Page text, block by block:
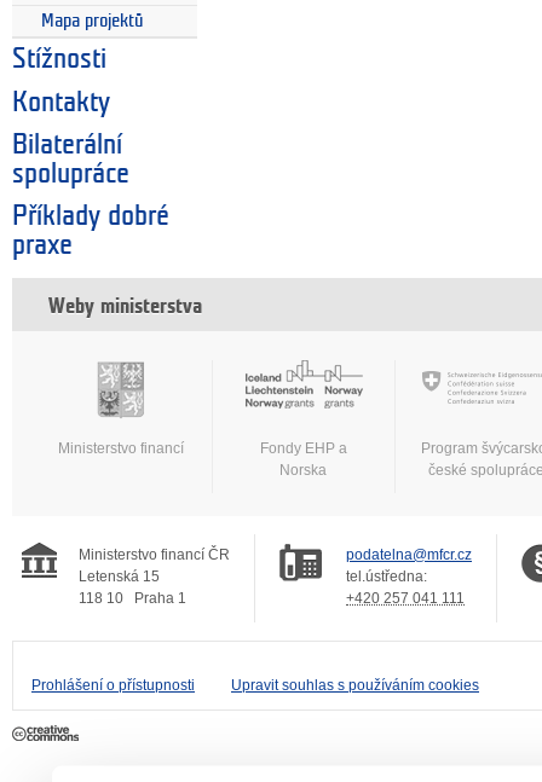
Mapa projektů
Stížnosti
Kontakty
Bilaterální
spolupráce
Příklady dobré
praxe
Weby ministerstva
Ministerstvo financí
Fondy EHP a
Norska
Program
české
Ministerstvo financí ČR
Letenská 15
118 10
Praha 1
podatelna@mfcr.cz
tel.ústředna:
+420 257 041 111
Prohlášení o přístupnosti Upravit souhlas s používáním cookies